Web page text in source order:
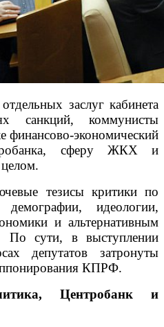
заслуг кабинета
санкций, коммунисты
финансово-экономический
сферу ЖКХ и
тезисы критики по
идеологии,
и альтернативным
По сути, в выступлении
депутатов затронуты
КПРФ.
Центробанк и